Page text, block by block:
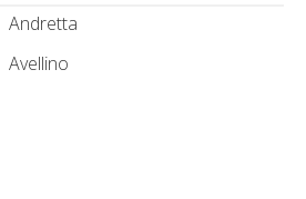
Andretta
Avellino